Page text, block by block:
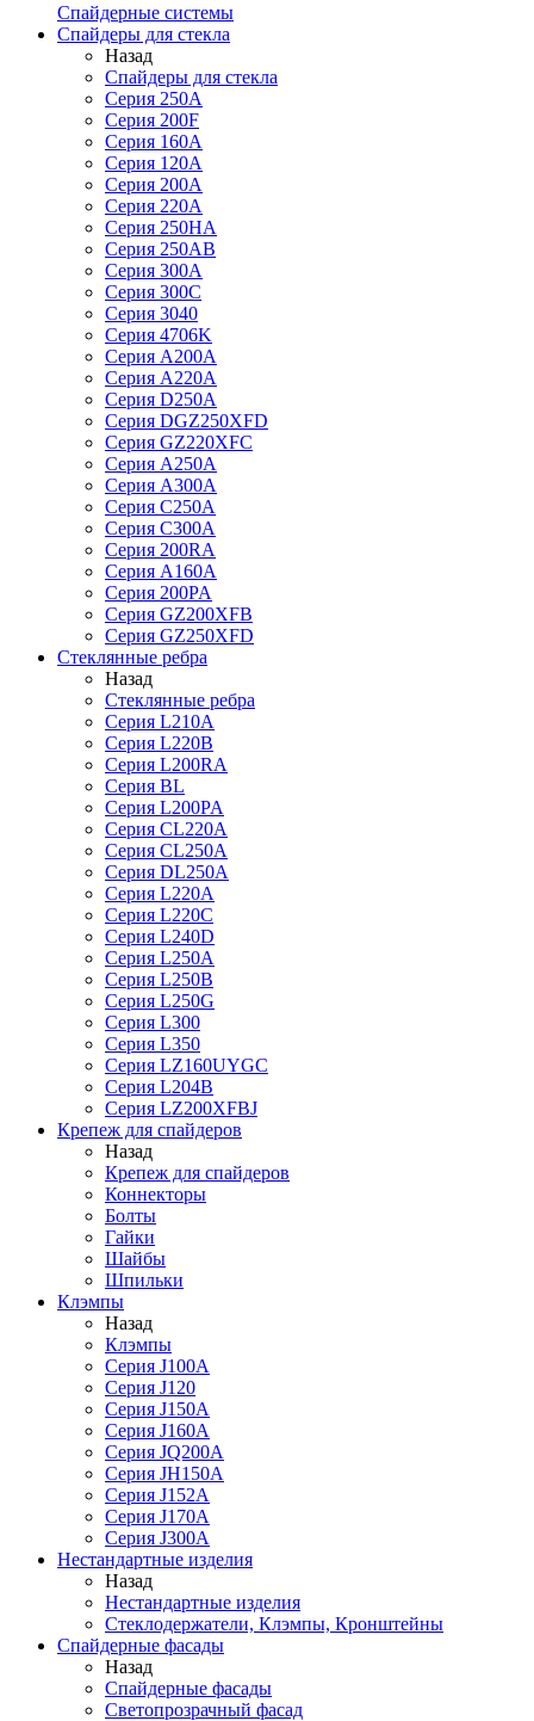
Спайдерные системы
Спайдеры для стекла
Назад
Спайдеры для стекла
Серия 250А
Серия 200F
Серия 160А
Серия 120A
Серия 200А
Серия 220А
Серия 250HA
Серия 250АB
Серия 300А
Серия 300С
Серия 3040
Серия 4706K
Серия A200A
Серия A220A
Серия D250A
Серия DGZ250XFD
Серия GZ220XFC
Серия А250А
Серия А300А
Серия С250A
Серия С300A
Серия 200RA
Серия А160A
Серия 200PA
Серия GZ200XFB
Серия GZ250XFD
Стеклянные ребра
Назад
Стеклянные ребра
Серия L210А
Серия L220В
Серия L200RA
Серия BL
Серия L200PA
Серия CL220A
Серия CL250A
Серия DL250A
Серия L220A
Серия L220C
Серия L240D
Серия L250A
Серия L250B
Серия L250G
Серия L300
Серия L350
Серия LZ160UYGC
Серия L204B
Серия LZ200XFBJ
Крепеж для спайдеров
Назад
Крепеж для спайдеров
Коннекторы
Болты
Гайки
Шайбы
Шпильки
Клэмпы
Назад
Клэмпы
Серия J100A
Серия J120
Серия J150A
Серия J160A
Серия JQ200A
Серия JH150A
Серия J152A
Серия J170A
Серия J300A
Нестандартные изделия
Назад
Нестандартные изделия
Стеклодержатели, Клэмпы, Кронштейны
Спайдерные фасады
Назад
Спайдерные фасады
Светопрозрачный фасад